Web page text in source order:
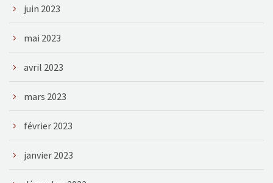
juin 2023
mai 2023
avril 2023
mars 2023
février 2023
janvier 2023